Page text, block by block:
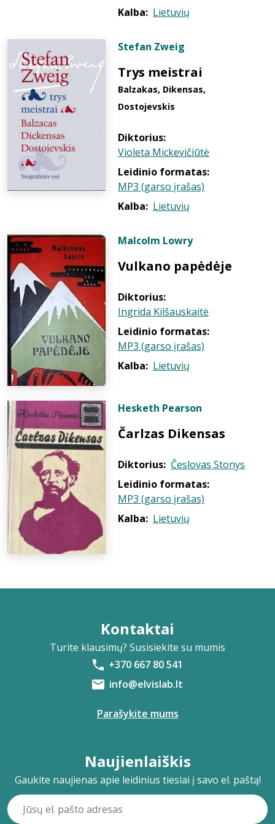
Kalba: Lietuvių
Stefan Zweig
Trys meistrai
Balzakas, Dikensas,
Dostojevskis
Diktorius:
Violeta Mickevičiūtė
Leidinio formatas:
MP3 (garso įrašas)
Kalba: Lietuvių
Malcolm Lowry
Vulkano papėdėje
Diktorius:
Ingrida Kilšauskaitė
Leidinio formatas:
MP3 (garso įrašas)
Kalba: Lietuvių
Hesketh Pearson
Čarlzas Dikensas
Diktorius: Česlovas Stonys
Leidinio formatas:
MP3 (garso įrašas)
Kalba: Lietuvių
Kontaktai
Turite klausimų? Susisiekite su mumis
+370 667 80 541
info@elvislab.lt
Parašykite mums
Naujienlaiškis
Gaukite naujienas apie leidinius tiesiai į savo el. paštą!